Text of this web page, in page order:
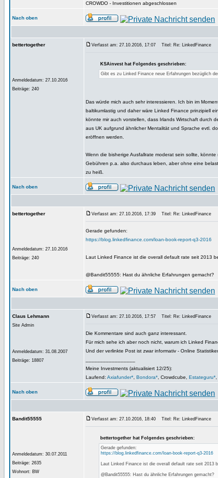
CROWDO - Investitionen abgeschlossen
Nach oben
bettertogether
Anmeldedatum: 27.10.2016
Beiträge: 240
Verfasst am: 27.10.2016, 17:07 Titel: Re: LinkedFinance
KSAinvest hat Folgendes geschrieben:
Gibt es zu Linked Finance neue Erfahrungen bezüglich
Das würde mich auch sehr interessieren. Ich bin im
baltikumlastig und daher wäre Linked Finance prinzipiell
könnte mir auch vorstellen, dass Irlands Wirtschaft durch
aus UK aufgrund ähnlicher Mentalität und Sprache evtl.
eröffnen werden.
Wenn die bisherige Ausfallrate moderat sein sollte,
Gebühren p.a. also durchaus leben, aber ohne eine
zu heiß.
Nach oben
bettertogether
Anmeldedatum: 27.10.2016
Beiträge: 240
Verfasst am: 27.10.2016, 17:39 Titel: Re: LinkedFinance
Gerade gefunden:
https://blog.linkedfinance.com/loan-book-report-q3-2016
Laut Linked Finance ist die overall default rate seit 2013
@Bandit55555: Hast du ähnliche Erfahrungen gemacht?
Nach oben
Claus Lehmann
Site Admin
Anmeldedatum: 31.08.2007
Beiträge: 18807
Verfasst am: 27.10.2016, 17:57 Titel: Re: LinkedFinance
Die Kommentare sind auch ganz interessant.
Für mich sehe ich aber noch nicht, warum ich Linked
Und der verlinkte Post ist zwar informativ - Online
Meine Investments (aktualisiert 12/25):
Laufend: Axiafunder* Bondora* , Crowdcube, Estateguru*
Nach oben
Bandit55555
Anmeldedatum: 30.07.2011
Beiträge: 2635
Wohnort: BW
Verfasst am: 27.10.2016, 18:40 Titel: Re: LinkedFinance
bettertogether hat Folgendes geschrieben:
Gerade gefunden:
https://blog.linkedfinance.com/loan-book-report-q3-2016
Laut Linked Finance ist die overall default rate seit 2013
@Bandit55555: Hast du ähnliche Erfahrungen gemacht?